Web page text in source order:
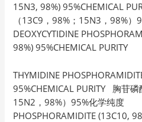
15N3, 98%) 95%CHEMICAL
（13C9，98%；15N3，98%
DEOXYCYTIDINE
98%) 95%CHEMICAL PURITY
THYMIDINE
95%CHEMICAL PURITY 胸苷磷
15N2，98%）95%化学纯度
PHOSPHORAMIDITE (13C10,